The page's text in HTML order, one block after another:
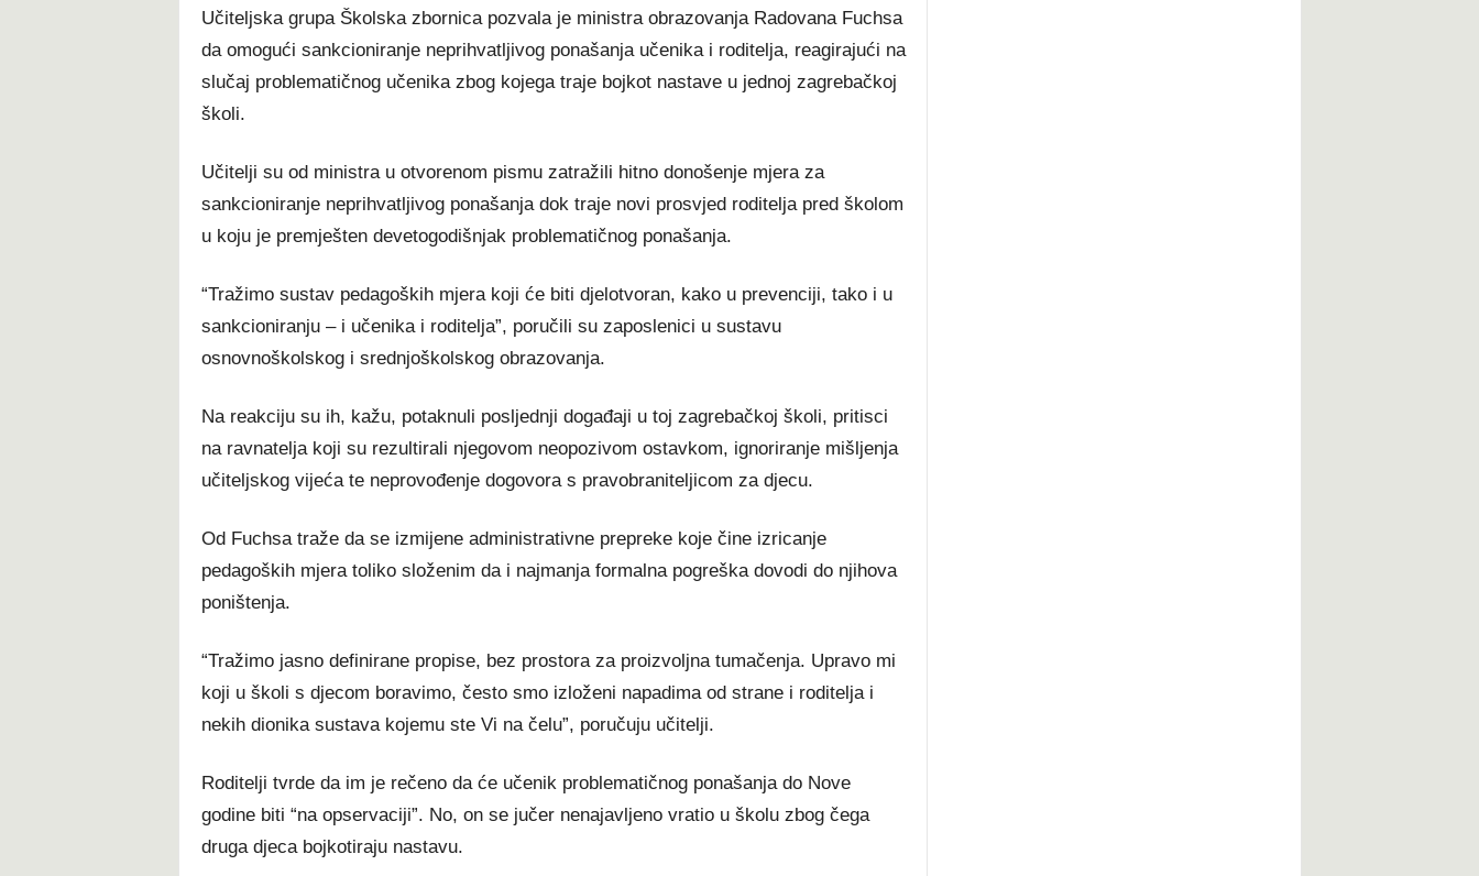
Učiteljska grupa Školska zbornica pozvala je ministra obrazovanja Radovana Fuchsa
da omogući sankcioniranje neprihvatljivog ponašanja učenika i roditelja, reagirajući na
slučaj problematičnog učenika zbog kojega traje bojkot nastave u jednoj zagrebačkoj
školi.
Učitelji su od ministra u otvorenom pismu zatražili hitno donošenje mjera za
sankcioniranje neprihvatljivog ponašanja dok traje novi prosvjed roditelja pred školom
u koju je premješten devetogodišnjak problematičnog ponašanja.
“Tražimo sustav pedagoških mjera koji će biti djelotvoran, kako u prevenciji, tako i u
sankcioniranju – i učenika i roditelja”, poručili su zaposlenici u sustavu
osnovnoškolskog i srednjoškolskog obrazovanja.
Na reakciju su ih, kažu, potaknuli posljednji događaji u toj zagrebačkoj školi, pritisci
na ravnatelja koji su rezultirali njegovom neopozivom ostavkom, ignoriranje mišljenja
učiteljskog vijeća te neprovođenje dogovora s pravobraniteljicom za djecu.
Od Fuchsa traže da se izmijene administrativne prepreke koje čine izricanje
pedagoških mjera toliko složenim da i najmanja formalna pogreška dovodi do njihova
poništenja.
“Tražimo jasno definirane propise, bez prostora za proizvoljna tumačenja. Upravo mi
koji u školi s djecom boravimo, često smo izloženi napadima od strane i roditelja i
nekih dionika sustava kojemu ste Vi na čelu”, poručuju učitelji.
Roditelji tvrde da im je rečeno da će učenik problematičnog ponašanja do Nove
godine biti “na opservaciji”. No, on se jučer nenajavljeno vratio u školu zbog čega
druga djeca bojkotiraju nastavu.